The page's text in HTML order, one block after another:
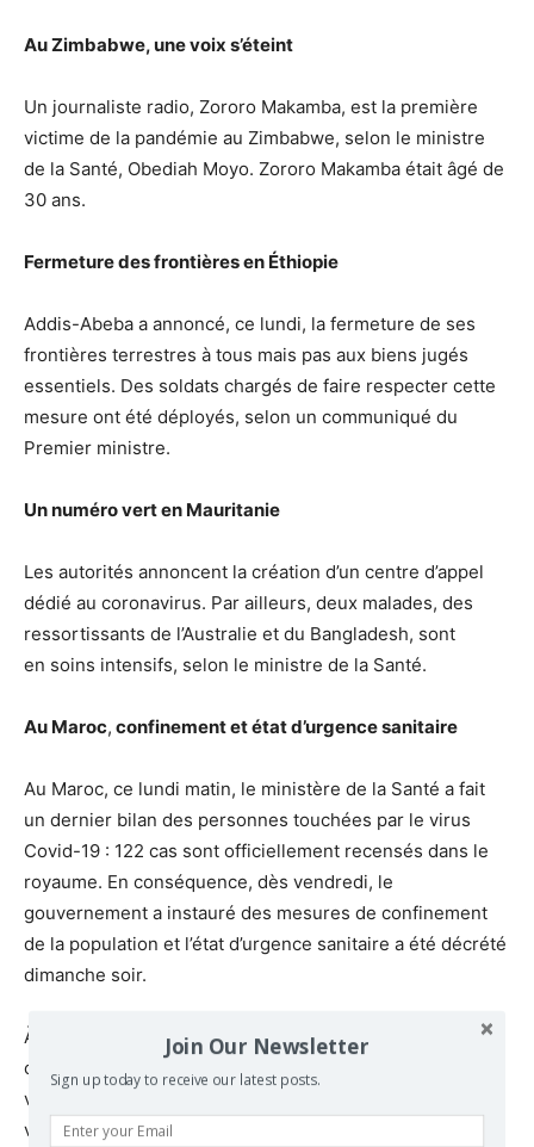
Au Zimbabwe, une voix s’éteint
Un journaliste radio, Zororo Makamba, est la première
victime de la pandémie au Zimbabwe, selon le ministre
de la Santé, Obediah Moyo. Zororo Makamba était âgé de
30 ans.
Fermeture des frontières en Éthiopie
Addis-Abeba a annoncé, ce lundi, la fermeture de ses
frontières terrestres à tous mais pas aux biens jugés
essentiels. Des soldats chargés de faire respecter cette
mesure ont été déployés, selon un communiqué du
Premier ministre.
Un numéro vert en Mauritanie
Les autorités annoncent la création d’un centre d’appel
dédié au coronavirus. Par ailleurs, deux malades, des
ressortissants de l’Australie et du Bangladesh, sont
en soins intensifs, selon le ministre de la Santé.
Au Maroc, confinement et état d’urgence sanitaire
Au Maroc, ce lundi matin, le ministère de la Santé a fait
un dernier bilan des personnes touchées par le virus
Covid-19 : 122 cas sont officiellement recensés dans le
royaume. En conséquence, dès vendredi, le
gouvernement a instauré des mesures de confinement
de la population et l’état d’urgence sanitaire a été décrété
dimanche soir.
À partir de minuit lundi, il n’y aura plus de trains en
circulation au Maroc. Les grands taxis blancs reliant les
villes entre elles ne circulent déjà plus, de même que les
vols intérieurs de la compagnie aérienne nationale. La
Join Our Newsletter
Sign up today to receive our latest posts.